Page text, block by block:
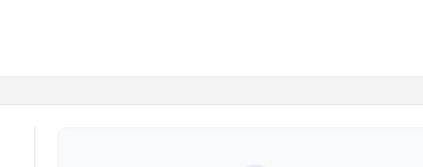
Pedagog Tuğba Koçiçin randevu takvimi talebi
bu uzmandan randevu almanız için bir takvim